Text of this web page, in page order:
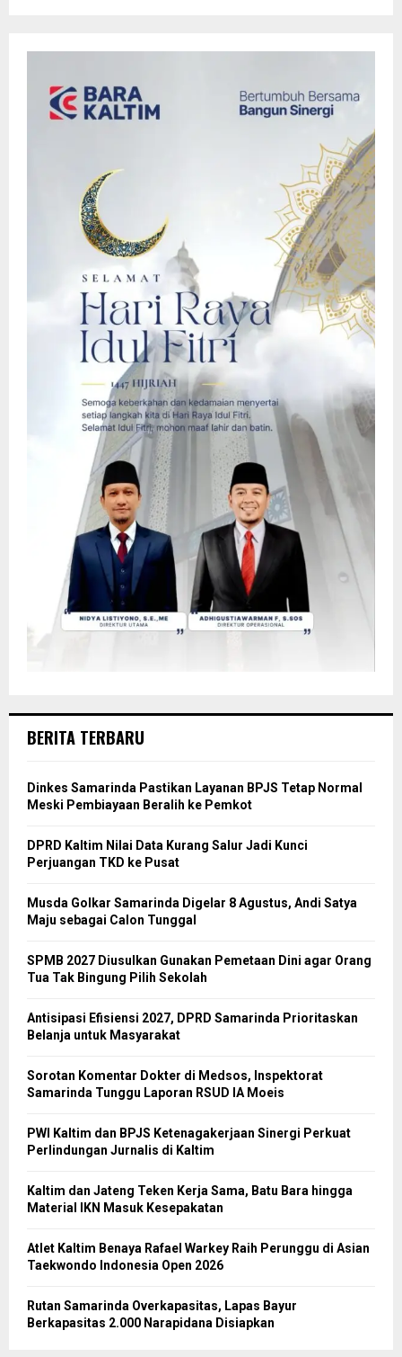
BERITA TERBARU
Dinkes Samarinda Pastikan Layanan BPJS Tetap Normal
Meski Pembiayaan Beralih ke Pemkot
DPRD Kaltim Nilai Data Kurang Salur Jadi Kunci
Perjuangan TKD ke Pusat
Musda Golkar Samarinda Digelar 8 Agustus, Andi Satya
Maju sebagai Calon Tunggal
SPMB 2027 Diusulkan Gunakan Pemetaan Dini agar Orang
Tua Tak Bingung Pilih Sekolah
Antisipasi Efisiensi 2027, DPRD Samarinda Prioritaskan
Belanja untuk Masyarakat
Sorotan Komentar Dokter di Medsos, Inspektorat
Samarinda Tunggu Laporan RSUD IA Moeis
PWI Kaltim dan BPJS Ketenagakerjaan Sinergi Perkuat
Perlindungan Jurnalis di Kaltim
Kaltim dan Jateng Teken Kerja Sama, Batu Bara hingga
Material IKN Masuk Kesepakatan
Atlet Kaltim Benaya Rafael Warkey Raih Perunggu di Asian
Taekwondo Indonesia Open 2026
Rutan Samarinda Overkapasitas, Lapas Bayur
Berkapasitas 2.000 Narapidana Disiapkan